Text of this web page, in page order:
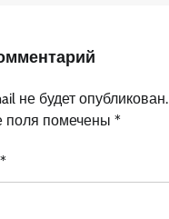
не будет опубликован.
поля помечены *
*